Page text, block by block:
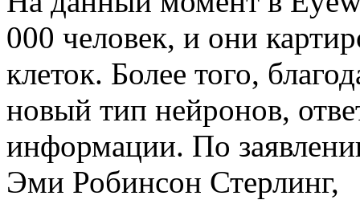
000 человек, и они
клеток. Более того,
новый тип нейронов,
информации. По
Эми Робинсон Стерлинг,